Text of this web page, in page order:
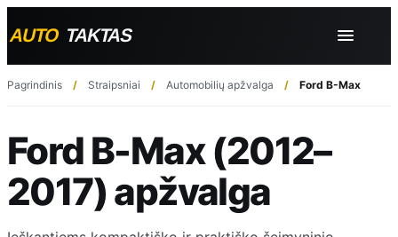
Pagrindinis Straipsniai Automobilių apžvalga Ford B-Max
Ford B-Max (2012–
2017) apžvalga